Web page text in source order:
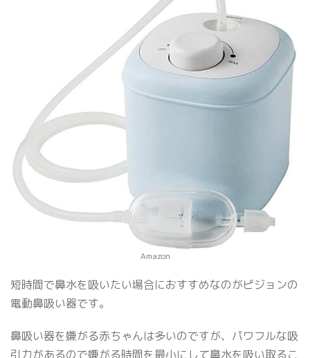
Amazon
短時間で鼻水を吸いたい場合におすすめなのがピジョンの
電動鼻吸い器です。
鼻吸い器を嫌がる赤ちゃんは多いのですが、パワフルな吸
引力があるので嫌がる時間を最小にして鼻水を吸い取るこ